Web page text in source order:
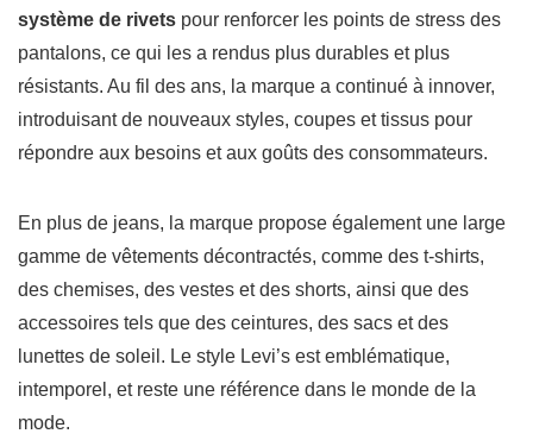
système de rivets pour renforcer les points de stress des
pantalons, ce qui les a rendus plus durables et plus
résistants. Au fil des ans, la marque a continué à innover,
introduisant de nouveaux styles, coupes et tissus pour
répondre aux besoins et aux goûts des consommateurs.
En plus de jeans, la marque propose également une large
gamme de vêtements décontractés, comme des t-shirts,
des chemises, des vestes et des shorts, ainsi que des
accessoires tels que des ceintures, des sacs et des
lunettes de soleil. Le style Levi’s est emblématique,
intemporel, et reste une référence dans le monde de la
mode.